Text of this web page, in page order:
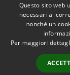
Accessibilità
Questo sito web
necessari al
nonché un
Per maggiori